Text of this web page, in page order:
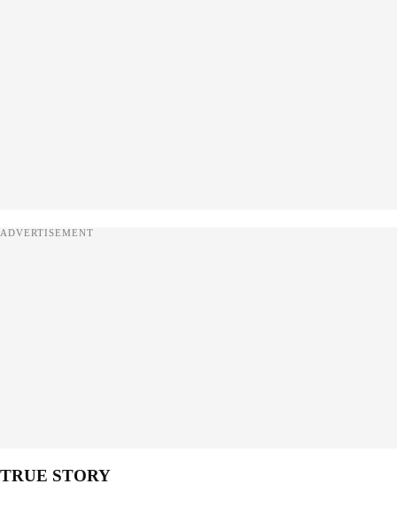
ADVERTISEMENT
TRUE STORY